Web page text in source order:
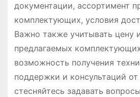
документации, ассортимент
комплектующих, условия
Важно также учитывать цену
предлагаемых
возможность получения
поддержки и консультаций
стесняйтесь задавать